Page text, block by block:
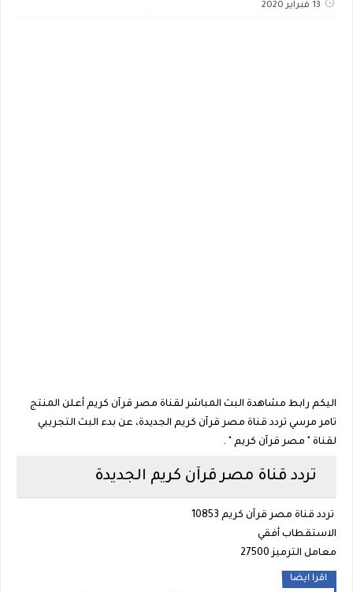
13 فبراير 2020
اليكم رابط مشاهدة البث المباشر لقناة مصر قرآن كريم أعلن المنتج
تامر مرسي تردد قناة مصر قرآن كريم الجديدة، عن بدء البث التجريبي
لقناة " مصر قرآن كريم " .
تردد قناة مصر قرآن كريم الجديدة
تردد قناة مصر قرآن كريم 10853
الاستقطاب أفقي
معامل الترميز 27500
اقرا ايضا